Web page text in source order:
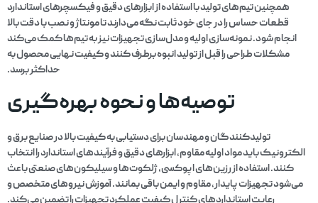
همچنین تیم‌های تولید با استفاده از ابزارهای دقیق و فیکسچرهای استاندارد
قطعات حساس را در جای خود ثابت نگه می‌دارند تا مونتاژ و نصب با دقت بالا
انجام شود. نمونه‌سازی اولیه و مدل‌سازی تجهیزات نیز به تیم‌ها کمک می‌کند
مشکلات طراحی را قبل از تولید انبوه برطرف کنند و کیفیت نهایی محصول به
حداکثر برسد.
توصیه‌ها و نحوه بهره‌گیری
تولیدکنندگان و مهندسان برای دستیابی به کیفیت بالا در صنایع برق و
الکترونیک باید مواد اولیه مقاوم، ابزارهای دقیق و فرآیندهای استاندارد را انتخاب
کنند. استفاده از رزین‌های اپوکسی، ژلکوت‌ها و سیلیکون‌های صنعتی باعث
می‌شود تجهیزات پایدار، مقاوم و ایمن باقی بمانند. آموزش نیروهای متخصص و
رعایت استانداردهای کنترل کیفیت عملکرد تجهیزات را تضمین می‌کند.